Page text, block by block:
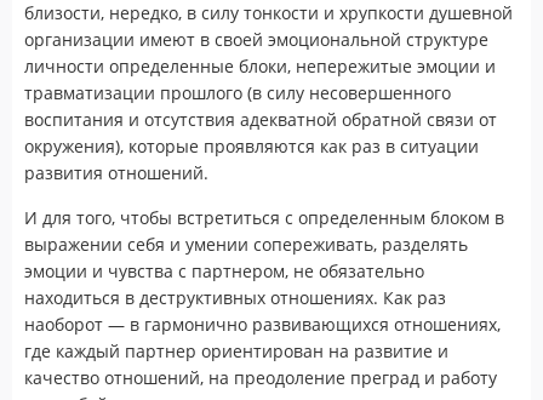
близости, нередко, в силу тонкости и хрупкости душевной
организации имеют в своей эмоциональной структуре
личности определенные блоки, непережитые эмоции и
травматизации прошлого (в силу несовершенного
воспитания и отсутствия адекватной обратной связи от
окружения), которые проявляются как раз в ситуации
развития отношений.
И для того, чтобы встретиться с определенным блоком в
выражении себя и умении сопереживать, разделять
эмоции и чувства с партнером, не обязательно
находиться в деструктивных отношениях. Как раз
наоборот — в гармонично развивающихся отношениях,
где каждый партнер ориентирован на развитие и
качество отношений, на преодоление преград и работу